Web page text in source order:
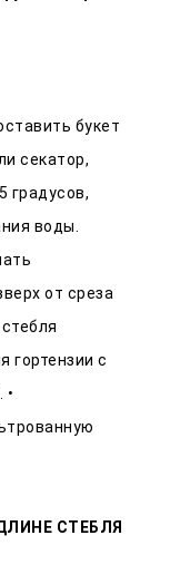
букет
секатор,
градусов,
воды.
от среза
гортензии с
СТЕБЛЯ